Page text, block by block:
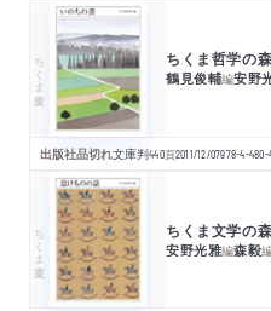
ちくま文庫 ちくま哲学
鶴見俊輔編安野
出版社品切れ文庫判440頁2011/12/07978-4-480-
ちくま文庫 ちくま文学
安野光雅編森毅